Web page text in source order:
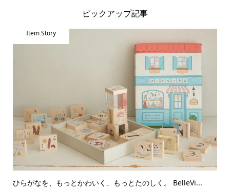
ピックアップ記事
Item Story
ひらがなを、もっとかわいく、もっとたのしく。 BelleVi...